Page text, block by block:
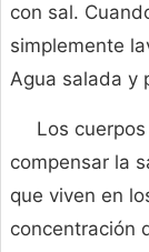
con sal.
simplemente
Agua salada y
Los
compensar la
que viven en
concentración